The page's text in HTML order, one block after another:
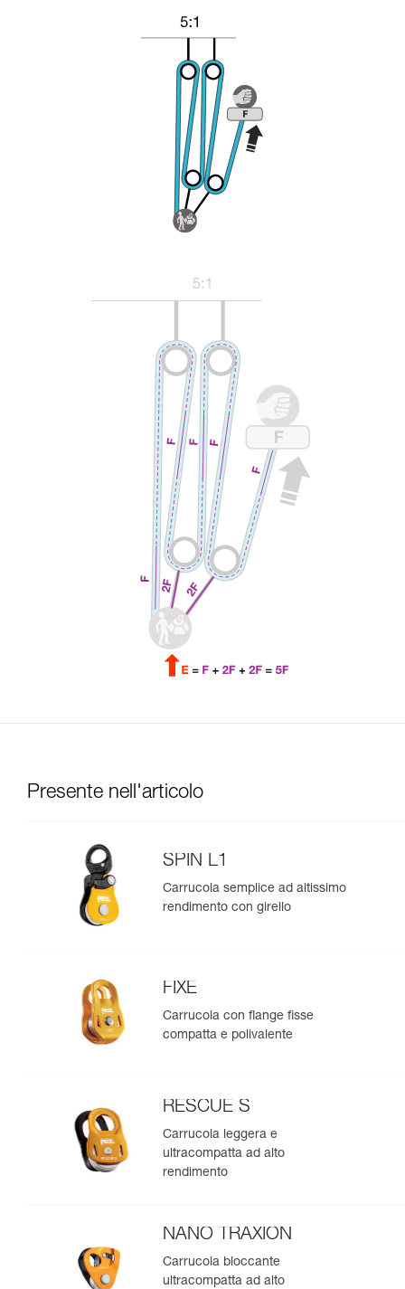
Presente nell'articolo
SPIN L1
Carrucola semplice ad altissimo
rendimento con girello
FIXE
Carrucola con flange fisse
compatta e polivalente
RESCUE S
Carrucola leggera e
ultracompatta ad alto
rendimento
NANO TRAXION
Carrucola bloccante
ultracompatta ad alto